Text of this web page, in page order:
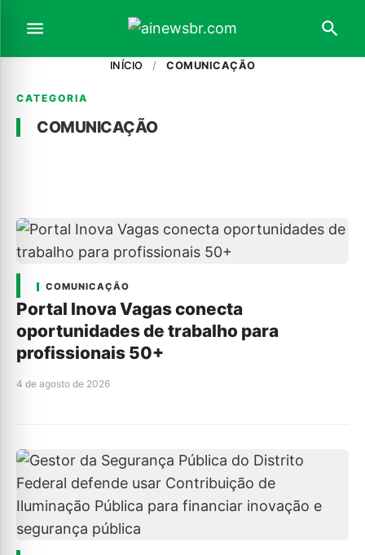
INÍCIO / COMUNICAÇÃO
CATEGORIA
COMUNICAÇÃO
COMUNICAÇÃO
Portal Inova Vagas conecta
oportunidades de trabalho para
profissionais 50+
4 de agosto de 2026